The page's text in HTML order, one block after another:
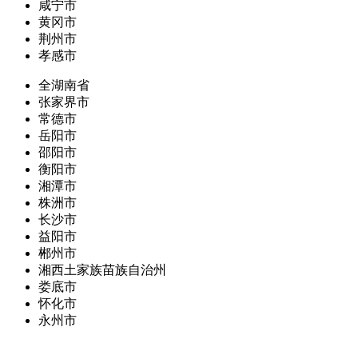
咸宁市
黄冈市
荆州市
孝感市
全湖南省
张家界市
常德市
岳阳市
邵阳市
衡阳市
湘潭市
株洲市
长沙市
益阳市
郴州市
湘西土家族苗族自治州
娄底市
怀化市
永州市